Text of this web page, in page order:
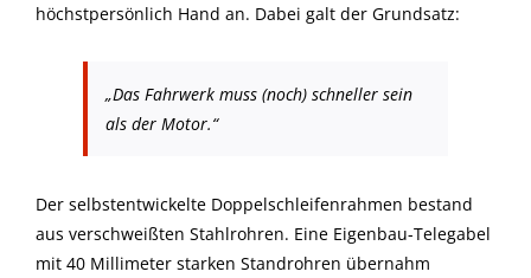
höchstpersönlich Hand an. Dabei galt der Grundsatz:
„Das Fahrwerk muss (noch) schneller sein
als der Motor.“
Der selbstentwickelte Doppelschleifenrahmen bestand
aus verschweißten Stahlrohren. Eine Eigenbau-Telegabel
mit 40 Millimeter starken Standrohren übernahm